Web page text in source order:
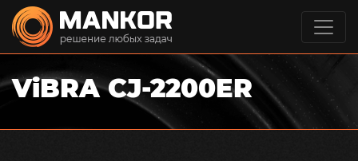
ViBRA CJ-2200ER